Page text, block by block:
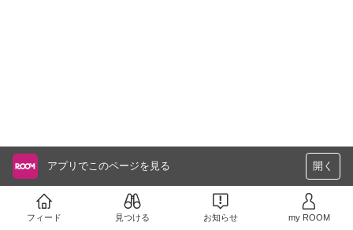
アプリでこのページを見る 開く
フィード 見つける お知らせ my ROOM